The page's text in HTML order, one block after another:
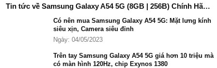
Tin tức về Samsung Galaxy A54 5G (8GB | 256B) Chính Hãng
Có nên mua Samsung Galaxy A54 5G: Mặt lưng kính
siêu xịn, Camera siêu đỉnh
Ngày: 04/05/2023
Trên tay Samsung Galaxy A54 5G giá hơn 10 triệu mà
có màn hình 120Hz, chip Exynos 1380